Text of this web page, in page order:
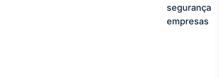
segurança
empresas